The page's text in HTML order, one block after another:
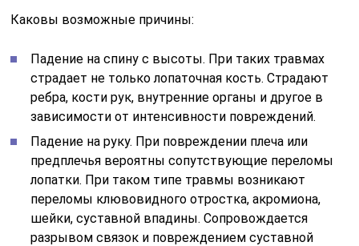
Каковы возможные причины:
Падение на спину с высоты. При таких травмах
страдает не только лопаточная кость. Страдают
ребра, кости рук, внутренние органы и другое в
зависимости от интенсивности повреждений.
Падение на руку. При повреждении плеча или
предплечья вероятны сопутствующие переломы
лопатки. При таком типе травмы возникают
переломы клювовидного отростка, акромиона,
шейки, суставной впадины. Сопровождается
разрывом связок и повреждением суставной